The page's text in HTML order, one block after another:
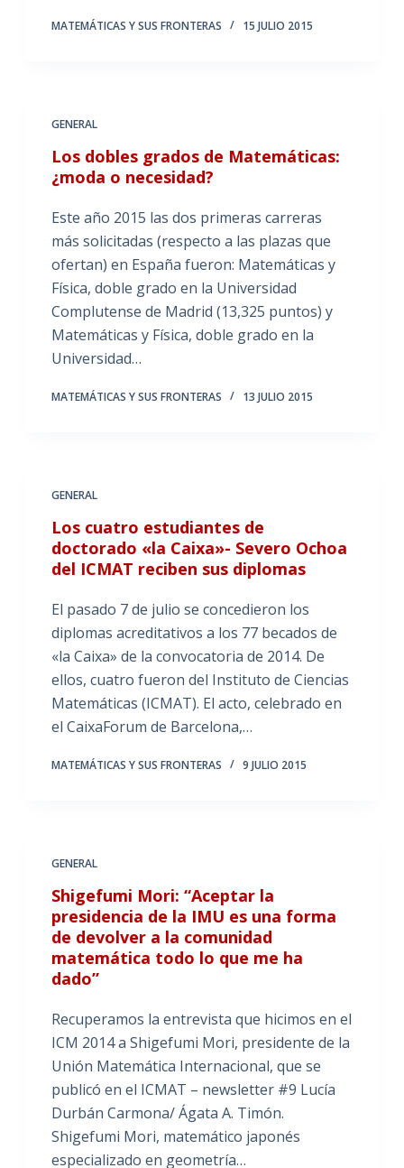
MATEMÁTICAS Y SUS FRONTERAS 15 JULIO 2015
GENERAL
Los dobles grados de Matemáticas:
¿moda o necesidad?
Este año 2015 las dos primeras carreras
más solicitadas (respecto a las plazas que
ofertan) en España fueron: Matemáticas y
Física, doble grado en la Universidad
Complutense de Madrid (13,325 puntos) y
Matemáticas y Física, doble grado en la
Universidad…
MATEMÁTICAS Y SUS FRONTERAS 13 JULIO 2015
GENERAL
Los cuatro estudiantes de
doctorado «la Caixa»- Severo Ochoa
del ICMAT reciben sus diplomas
El pasado 7 de julio se concedieron los
diplomas acreditativos a los 77 becados de
«la Caixa» de la convocatoria de 2014. De
ellos, cuatro fueron del Instituto de Ciencias
Matemáticas (ICMAT). El acto, celebrado en
el CaixaForum de Barcelona,…
MATEMÁTICAS Y SUS FRONTERAS 9 JULIO 2015
GENERAL
Shigefumi Mori: “Aceptar la
presidencia de la IMU es una forma
de devolver a la comunidad
matemática todo lo que me ha
dado”
Recuperamos la entrevista que hicimos en el
ICM 2014 a Shigefumi Mori, presidente de la
Unión Matemática Internacional, que se
publicó en el ICMAT – newsletter #9 Lucía
Durbán Carmona/ Ágata A. Timón.
Shigefumi Mori, matemático japonés
especializado en geometría…